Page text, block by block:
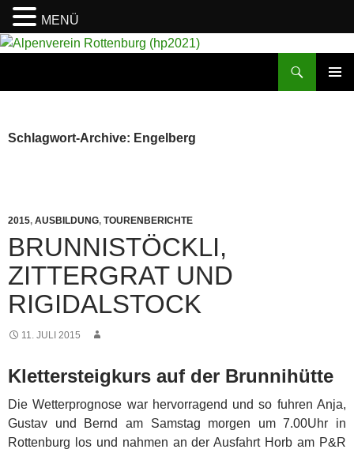
Schlagwort-Archive: Engelberg
2015, AUSBILDUNG, TOURENBERICHTE
BRUNNISTÖCKLI,
ZITTERGRAT UND
RIGIDALSTOCK
11. JULI 2015
Klettersteigkurs auf der Brunnihütte
Die Wetterprognose war hervorragend und so fuhren Anja,
Gustav und Bernd am Samstag morgen um 7.00Uhr in
Rottenburg los und nahmen an der Ausfahrt Horb am P&R
MENÜ